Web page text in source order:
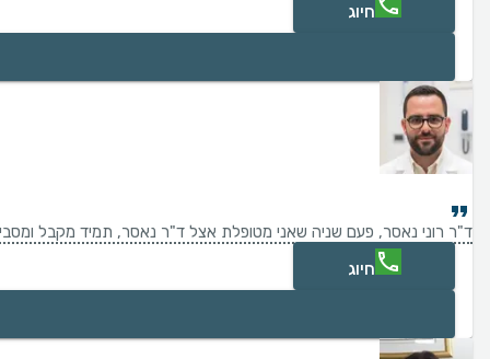
חיוג
ד"ר רוני נאסר, פעם שניה שאני מטופלת אצל ד"ר נאסר, תמיד מקבל
חיוג